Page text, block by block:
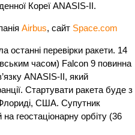
Кореї ANASIS-II.
Airbus, сайт Space.com
останні перевірки ракети. 14
часом) Falcon 9 повинна
ANASIS-II, який
Стартувати ракета буде з
США. Супутник
геостаціонарну орбіту (36